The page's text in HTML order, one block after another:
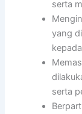
serta
yang
serta